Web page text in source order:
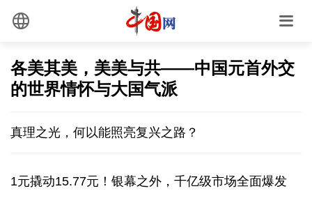
各美其美，美美与共——中国元首外交
的世界情怀与大国气派
真理之光，何以能照亮复兴之路？
1元撬动15.77元！银幕之外，千亿级市场全面爆发